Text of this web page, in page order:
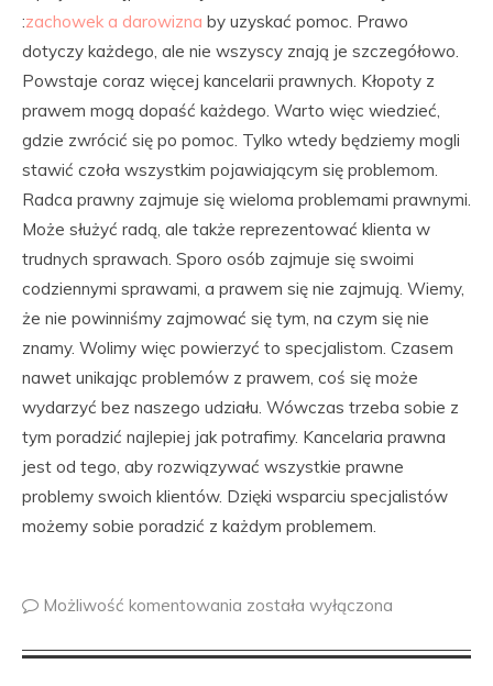
:zachowek a darowizna by uzyskać pomoc. Prawo
dotyczy każdego, ale nie wszyscy znają je szczegółowo.
Powstaje coraz więcej kancelarii prawnych. Kłopoty z
prawem mogą dopaść każdego. Warto więc wiedzieć,
gdzie zwrócić się po pomoc. Tylko wtedy będziemy mogli
stawić czoła wszystkim pojawiającym się problemom.
Radca prawny zajmuje się wieloma problemami prawnymi.
Może służyć radą, ale także reprezentować klienta w
trudnych sprawach. Sporo osób zajmuje się swoimi
codziennymi sprawami, a prawem się nie zajmują. Wiemy,
że nie powinniśmy zajmować się tym, na czym się nie
znamy. Wolimy więc powierzyć to specjalistom. Czasem
nawet unikając problemów z prawem, coś się może
wydarzyć bez naszego udziału. Wówczas trzeba sobie z
tym poradzić najlepiej jak potrafimy. Kancelaria prawna
jest od tego, aby rozwiązywać wszystkie prawne
problemy swoich klientów. Dzięki wsparciu specjalistów
możemy sobie poradzić z każdym problemem.
Możliwość komentowania została wyłączona